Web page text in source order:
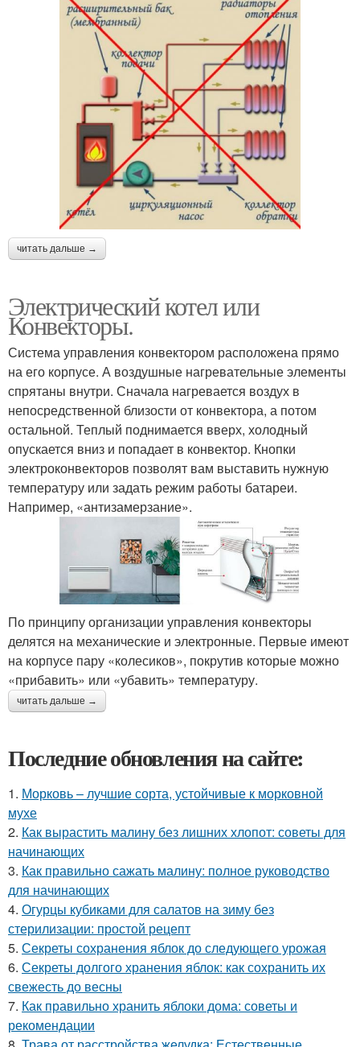
читать дальше →
Электрический котел или
Конвекторы.
Система управления конвектором расположена прямо
на его корпусе. А воздушные нагревательные элементы
спрятаны внутри. Сначала нагревается воздух в
непосредственной близости от конвектора, а потом
остальной. Теплый поднимается вверх, холодный
опускается вниз и попадает в конвектор. Кнопки
электроконвекторов позволят вам выставить нужную
температуру или задать режим работы батареи.
Например, «антизамерзание».
По принципу организации управления конвекторы
делятся на механические и электронные. Первые имеют
на корпусе пару «колесиков», покрутив которые можно
«прибавить» или «убавить» температуру.
читать дальше →
Последние обновления на сайте:
1. Морковь – лучшие сорта, устойчивые к морковной
мухе
2. Как вырастить малину без лишних хлопот: советы для
начинающих
3. Как правильно сажать малину: полное руководство
для начинающих
4. Огурцы кубиками для салатов на зиму без
стерилизации: простой рецепт
5. Секреты сохранения яблок до следующего урожая
6. Секреты долгого хранения яблок: как сохранить их
свежесть до весны
7. Как правильно хранить яблоки дома: советы и
рекомендации